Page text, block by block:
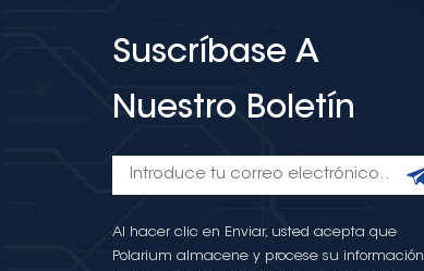
Suscríbase A
Nuestro Boletín
Al hacer clic en Enviar, usted acepta que
Polarium almacene y procese su información